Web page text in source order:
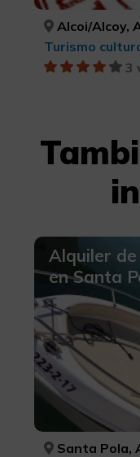
Alcoi/Alcoy,
Turismo
3
Alquiler
en Santa
Santa Pola,